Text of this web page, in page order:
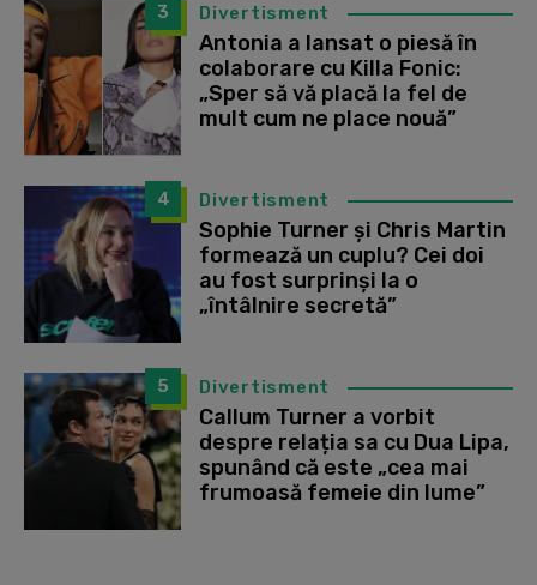
3 Divertisment
Antonia a lansat o piesă în
colaborare cu Killa Fonic:
„Sper să vă placă la fel de
mult cum ne place nouă”
4 Divertisment
Sophie Turner și Chris Martin
formează un cuplu? Cei doi
au fost surprinși la o
„întâlnire secretă”
5 Divertisment
Callum Turner a vorbit
despre relația sa cu Dua Lipa,
spunând că este „cea mai
frumoasă femeie din lume”